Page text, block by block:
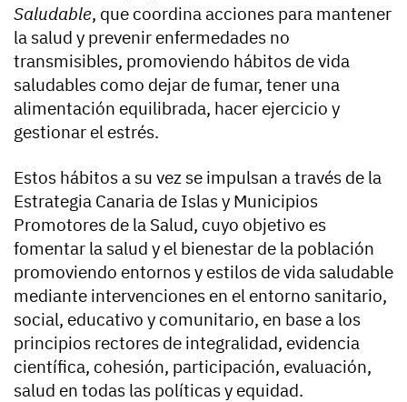
Saludable, que coordina acciones para mantener
la salud y prevenir enfermedades no
transmisibles, promoviendo hábitos de vida
saludables como dejar de fumar, tener una
alimentación equilibrada, hacer ejercicio y
gestionar el estrés.
Estos hábitos a su vez se impulsan a través de la
Estrategia Canaria de Islas y Municipios
Promotores de la Salud, cuyo objetivo es
fomentar la salud y el bienestar de la población
promoviendo entornos y estilos de vida saludable
mediante intervenciones en el entorno sanitario,
social, educativo y comunitario, en base a los
principios rectores de integralidad, evidencia
científica, cohesión, participación, evaluación,
salud en todas las políticas y equidad.